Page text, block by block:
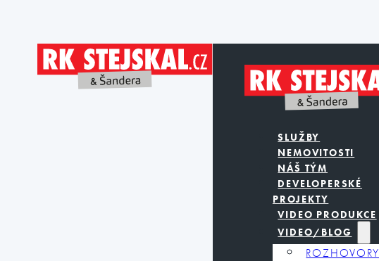
SLUŽBY
NEMOVITOSTI
NÁŠ TÝM
DEVELOPERSKÉ
PROJEKTY
VIDEO PRODUKCE
VIDEO/BLOG
ROZHOVORY